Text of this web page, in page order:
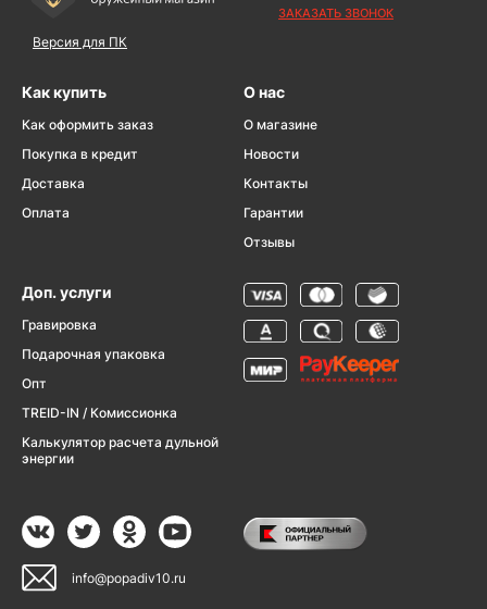
Версия для ПК
ЗАКАЗАТЬ ЗВОНОК
Как купить
Как оформить заказ
Покупка в кредит
Доставка
Оплата
О нас
О магазине
Новости
Контакты
Гарантии
Отзывы
Доп. услуги
Гравировка
Подарочная упаковка
Опт
TREID-IN / Комиссионка
Калькулятор расчета дульной
энергии
info@popadiv10.ru